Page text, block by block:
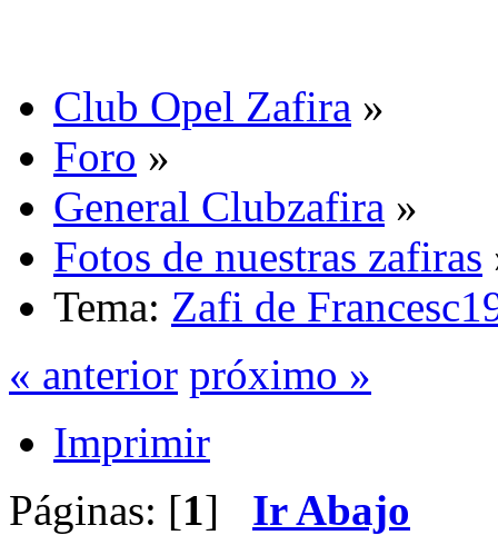
Club Opel Zafira »
Foro »
General Clubzafira »
Fotos de nuestras zafiras
Tema: Zafi de
« anterior próximo »
Imprimir
Páginas: [1] Ir Abajo